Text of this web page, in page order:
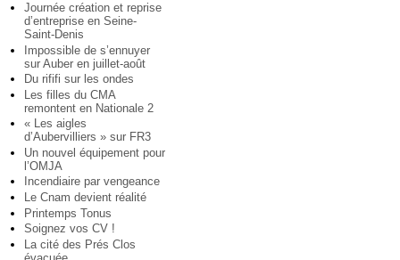
Journée création et reprise
d’entreprise en Seine-
Saint-Denis
Impossible de s’ennuyer
sur Auber en juillet-août
Du rififi sur les ondes
Les filles du CMA
remontent en Nationale 2
« Les aigles
d’Aubervilliers » sur FR3
Un nouvel équipement pour
l’OMJA
Incendiaire par vengeance
Le Cnam devient réalité
Printemps Tonus
Soignez vos CV !
La cité des Prés Clos